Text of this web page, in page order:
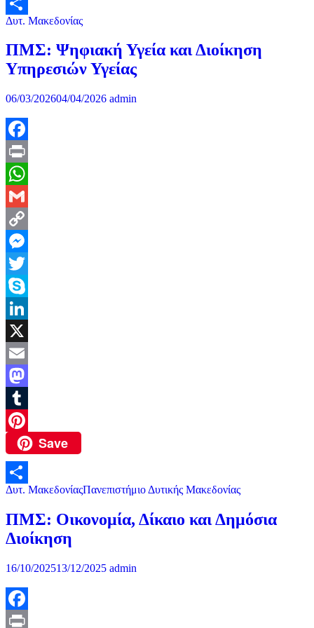
Μοιραστείτε
Δυτ. Μακεδονίας
ΠΜΣ: Ψηφιακή Υγεία και Διοίκηση
Υπηρεσιών Υγείας
06/03/202604/04/2026 admin
Facebook
Print
WhatsApp
Gmail
Copy
Link
Messenger
Twitter
Skype
LinkedIn
X
Email
Mastodon
Tumblr
PinterestSave
Μοιραστείτε
Δυτ. ΜακεδονίαςΠανεπιστήμιο Δυτικής Μακεδονίας
ΠΜΣ: Οικονομία, Δίκαιο και Δημόσια
Διοίκηση
16/10/202513/12/2025 admin
Facebook